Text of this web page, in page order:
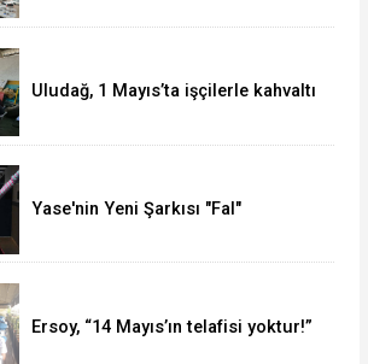
Uludağ, 1 Mayıs’ta işçilerle kahvaltı
Yase'nin Yeni Şarkısı "Fal"
Ersoy, “14 Mayıs’ın telafisi yoktur!”